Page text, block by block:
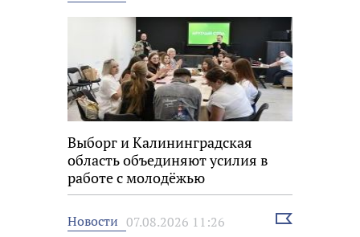
Выборг и Калининградская
область объединяют усилия в
работе с молодёжью
Новости 07.08.2026 11:26
Выбрать